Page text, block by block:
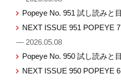
Popeye No. 951 試し読みと
NEXT ISSUE 951 POPEYE
— 2026.05.08
Popeye No. 950 試し読みと
NEXT ISSUE 950 POPEYE